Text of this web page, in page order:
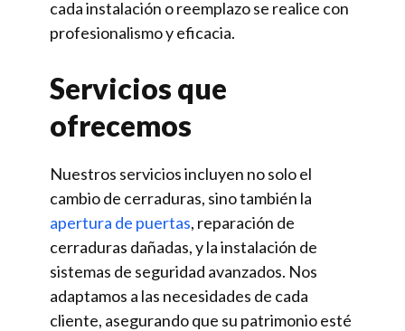
cada instalación o reemplazo se realice con
profesionalismo y eficacia.
Servicios que
ofrecemos
Nuestros servicios incluyen no solo el
cambio de cerraduras, sino también la
apertura de puertas, reparación de
cerraduras dañadas, y la instalación de
sistemas de seguridad avanzados. Nos
adaptamos a las necesidades de cada
cliente, asegurando que su patrimonio esté